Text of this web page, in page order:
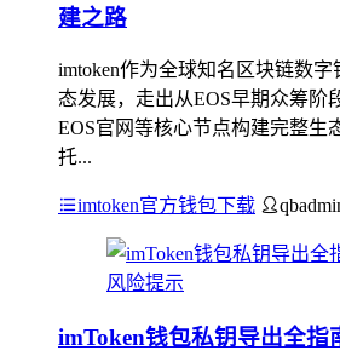
建之路
imtoken作为全球知名区块链数
态发展，走出从EOS早期众筹阶
EOS官网等核心节点构建完整生
托...
imtoken官方钱包下载
imToken钱包私钥导出全指